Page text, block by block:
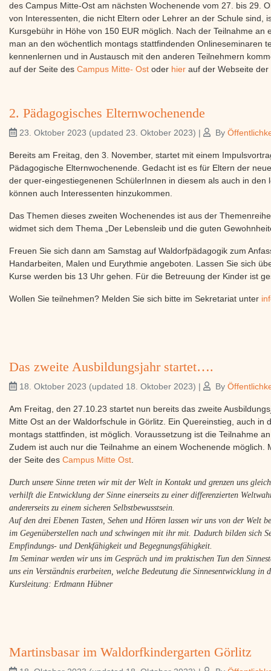
des Campus Mitte-Ost am nächsten Wochenende vom 27. bis 29.
von Interessenten, die nicht Eltern oder Lehrer an der Schule sind,
Kursgebühr in Höhe von 150 EUR möglich. Nach der Teilnahme an
man an den wöchentlich montags stattfindenden Onlineseminaren
kennenlernen und in Austausch mit den anderen Teilnehmern
auf der Seite des Campus Mitte- Ost oder hier auf der Webseite der
2. Pädagogisches Elternwochenende
23. Oktober 2023 (updated 23. Oktober 2023) | By
Bereits am Freitag, den 3. November, startet mit einem
Pädagogische Elternwochenende. Gedacht ist es für Eltern der
der quer-eingestiegenenen SchülerInnen in diesem als auch in den
können auch Interessenten hinzukommen.
Das Themen dieses zweiten Wochenendes ist aus der
widmet sich dem Thema „Der Lebensleib und die guten
Freuen Sie sich dann am Samstag auf Waldorfpädagogik zum
Handarbeiten, Malen und Eurythmie angeboten. Lassen Sie sich
Kurse werden bis 13 Uhr gehen. Für die Betreuung der Kinder ist
Wollen Sie teilnehmen? Melden Sie sich bitte im Sekretariat unter
Das zweite Ausbildungsjahr startet….
18. Oktober 2023 (updated 18. Oktober 2023) | By
Am Freitag, den 27.10.23 startet nun bereits das zweite
Mitte Ost an der Waldorfschule in Görlitz. Ein Quereinstieg, auch in
montags stattfinden, ist möglich. Voraussetzung ist die Teilnahme
Zudem ist auch nur die Teilnahme an einem Wochenende möglich.
der Seite des Campus Mitte Ost
Durch unsere Sinne treten wir mit der Welt in Kontakt und grenzen uns
verhilft die Entwicklung der Sinne einerseits zu einer differenzierten
andererseits zu einem sicheren Selbstbewusstsein.
Auf den drei Ebenen Tasten, Sehen und Hören lassen wir uns von der Welt
im Gegenüberstellen nach und schwingen mit ihr mit. Dadurch bilden sich
Empfindungs- und Denkfähigkeit und Begegnungsfähigkeit.
Im Seminar werden wir uns im Gespräch und im praktischen Tun den
uns ein Verständnis erarbeiten, welche Bedeutung die Sinnesentwicklung in
Kursleitung: Erdmann Hübner
Martinsbasar im Waldorfkindergarten Görlitz